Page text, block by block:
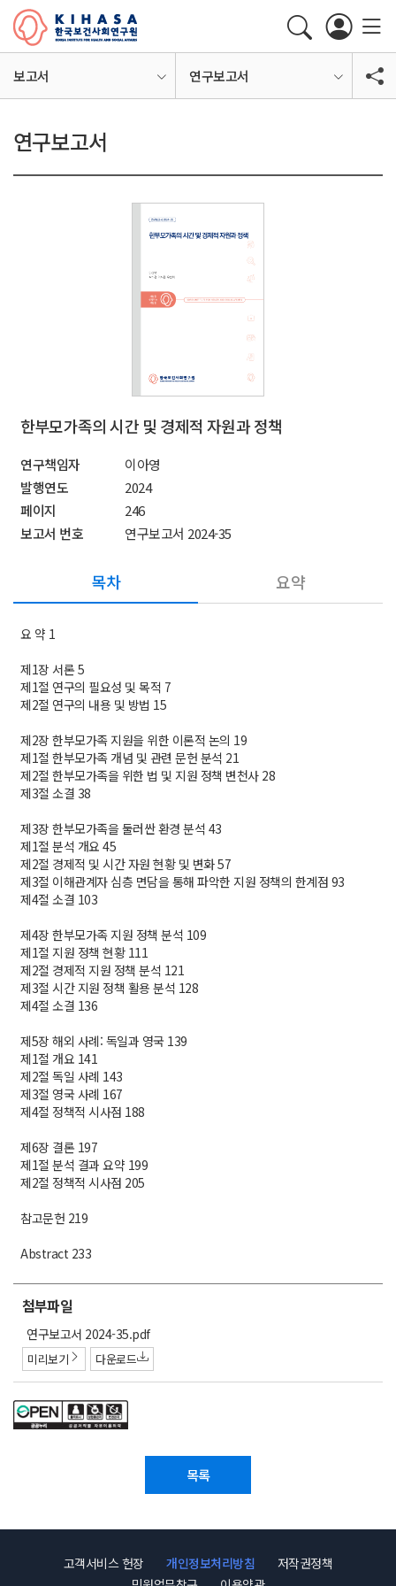
보고서 연구보고서
연구보고서
한부모가족의 시간 및 경제적 자원과 정책
연구책임자
이아영
발행연도
2024
페이지
246
보고서 번호
연구보고서 2024-35
목차 요약
요 약 1
제1장 서론 5
제1절 연구의 필요성 및 목적 7
제2절 연구의 내용 및 방법 15
제2장 한부모가족 지원을 위한 이론적 논의 19
제1절 한부모가족 개념 및 관련 문헌 분석 21
제2절 한부모가족을 위한 법 및 지원 정책 변천사 28
제3절 소결 38
제3장 한부모가족을 둘러싼 환경 분석 43
제1절 분석 개요 45
제2절 경제적 및 시간 자원 현황 및 변화 57
제3절 이해관계자 심층 면담을 통해 파악한 지원 정책의 한계점 93
제4절 소결 103
제4장 한부모가족 지원 정책 분석 109
제1절 지원 정책 현황 111
제2절 경제적 지원 정책 분석 121
제3절 시간 지원 정책 활용 분석 128
제4절 소결 136
제5장 해외 사례: 독일과 영국 139
제1절 개요 141
제2절 독일 사례 143
제3절 영국 사례 167
제4절 정책적 시사점 188
제6장 결론 197
제1절 분석 결과 요약 199
제2절 정책적 시사점 205
참고문헌 219
Abstract 233
첨부파일
첨
부
파
연구보고서 2024-35.pdf
미리보기 다운로드
목록
고객서비스 헌장 개인정보처리방침
저작권정책